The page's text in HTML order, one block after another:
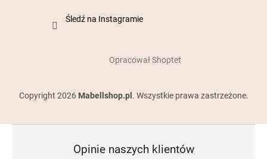
Śledź na Instagramie
Opracował Shoptet
Copyright 2026 Mabellshop.pl . Wszystkie prawa zastrzeżone.
Opinie naszych klientów